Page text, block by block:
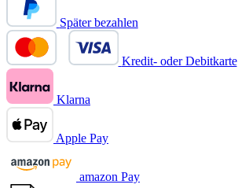
Später bezahlen
Kredit- oder Debitkarte
Klarna
Apple Pay
amazon Pay